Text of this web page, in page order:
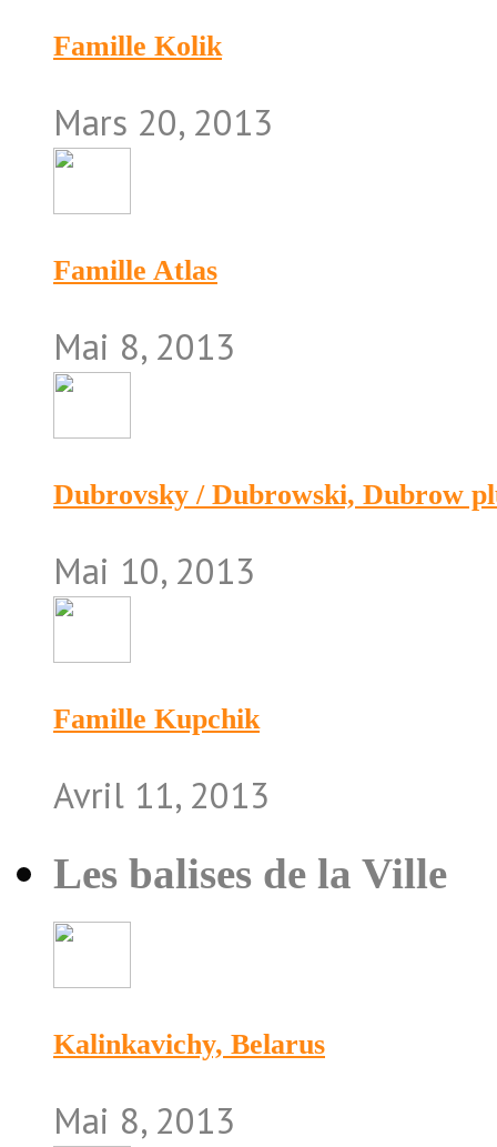
Famille Kolik
Mars 20, 2013
Famille Atlas
Mai 8, 2013
Dubrovsky / Dubrowski, Dubrow
Mai 10, 2013
Famille Kupchik
Avril 11, 2013
Les balises de la Ville
Kalinkavichy, Belarus
Mai 8, 2013